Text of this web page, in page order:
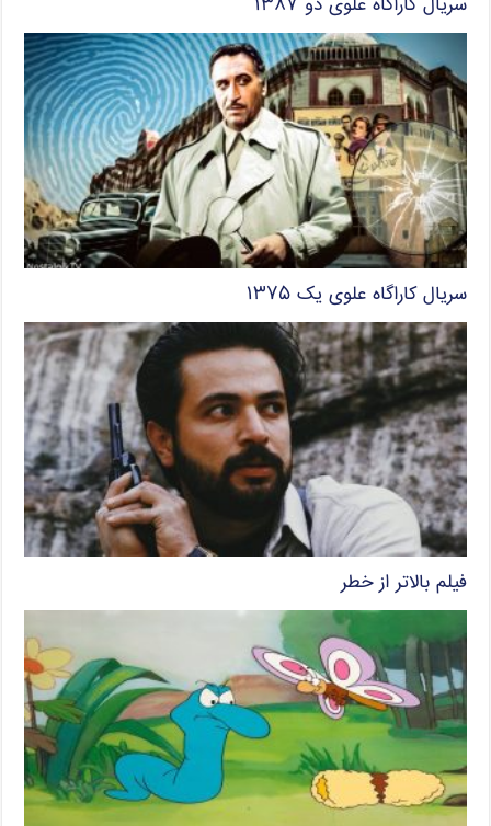
سریال کاراگاه علوی یک ۱۳۷۵
فیلم بالاتر از خطر